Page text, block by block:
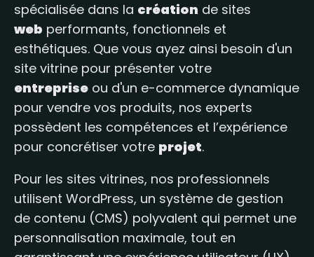
spécialisée dans la création de sites
web performants, fonctionnels et
esthétiques. Que vous ayez ainsi besoin d'un
site vitrine pour présenter votre
entreprise ou d'un e-commerce dynamique
pour vendre vos produits, nos experts
possèdent les compétences et l’expérience
pour concrétiser votre projet.
Pour les sites vitrines, nos professionnels
utilisent WordPress, un système de gestion
de contenu (CMS) polyvalent qui permet une
personnalisation maximale, tout en